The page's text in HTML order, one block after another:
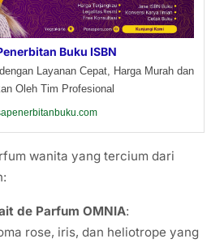
Buku ISBN
Layanan Cepat, Harga Murah dan
Oleh Tim Profesional
wanita yang tercium dari
de Parfum OMNIA:
rose, iris, dan heliotrope yang